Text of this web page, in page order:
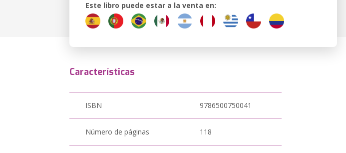
Este libro puede estar a la venta en:
Características
ISBN 9786500750041
Número de páginas 118